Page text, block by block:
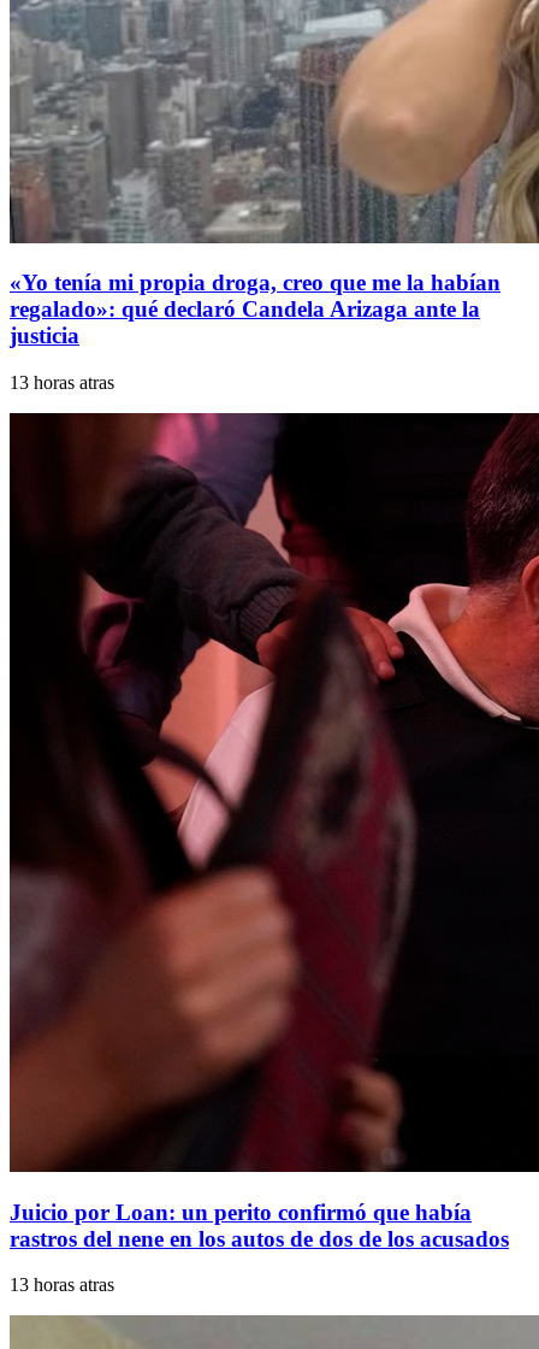
«Yo tenía mi propia droga, creo que me la habían
regalado»: qué declaró Candela Arizaga ante la
justicia
13 horas atras
Juicio por Loan: un perito confirmó que había
rastros del nene en los autos de dos de los acusados
13 horas atras